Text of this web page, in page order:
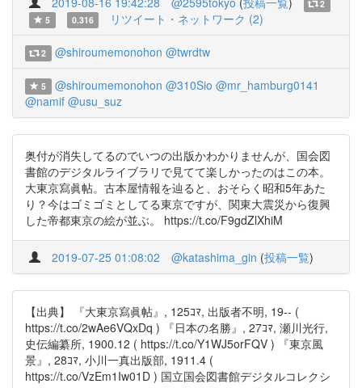
2
5
0.316 リツイート・ネットワーク (2)
2 @shiroumemonohon @twrdtw
5 @shiroumemonohon @310Sio @mr_hamburg0141
@namif @usu_suz
奥付が消失してるのでいつの出版かわかりませんが、国会図
書館のデジタルライブラリで見てて楽しかったのはこの本。
大東京寫眞帖。古本屋情報を辿ると、おそらく昭和5年あた
り？今はゴミゴミとしてる東京ですが、関東大震災から復興
した帝都東京の絵が並ぶ。 https://t.co/F9gdZlXhiM
2019-07-25 01:08:02 @katashima_gin (投稿一覧)
【出典】 『大東京寫眞帖』, 125ｺﾏ, 出版者不明, 19-- (
https://t.co/2wAe6VQxDq ) 『日本の名勝』, 27ｺﾏ, 瀬川光行,
史伝編纂所, 1900.12 ( https://t.co/Y1WJ5orFQV ) 『東京風
景』, 28ｺﾏ, 小川一真出版部, 1911.4 (
https://t.co/VzEm1Iw01D ) 国立国会図書館デジタルコレクシ